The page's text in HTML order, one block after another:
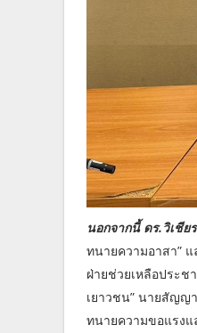
นอกจากนี้ ดร.วิเชี
ทนายความอาสา”
ฝ่ายช่วยเหลือประ
เยาวชน” นายสัญญ
ทนายความขอแรงแ